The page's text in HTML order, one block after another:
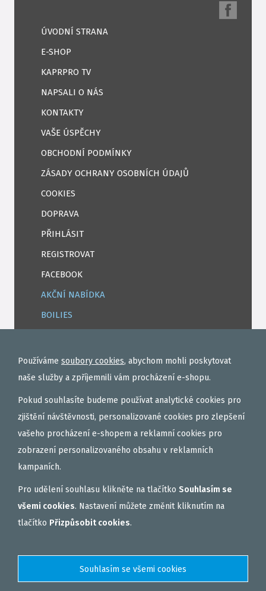
ÚVODNÍ STRANA
E-SHOP
KAPRPRO TV
NAPSALI O NÁS
KONTAKTY
VAŠE ÚSPĚCHY
OBCHODNÍ PODMÍNKY
ZÁSADY OCHRANY OSOBNÍCH ÚDAJŮ
COOKIES
DOPRAVA
PŘIHLÁSIT
REGISTROVAT
FACEBOOK
AKČNÍ NABÍDKA
BOILIES
TEKUTÉ
OBALOVAČKY
VAŘENÝ PARTIKL
BIŽUTERIE NA MONTÁŽE
DÁRKOVÝ POUKAZ, DÁRKOVÁ KAZETA
AKČNÍ SETY
VNADÍCÍ, KRMÍTKOVÉ SMĚSI
PVA PUNČOCHY A SÁČKY
Používáme soubory cookies, abychom mohli poskytovat
naše služby a zpříjemnili vám procházení e-shopu.
Pokud souhlasíte budeme používat analytické cookies pro
zjištění návštěvnosti, personalizované cookies pro zlepšení
vašeho procházení e-shopem a reklamní cookies pro
zobrazení personalizovaného obsahu v reklamních
kampaních.
Pro udělení souhlasu klikněte na tlačítko Souhlasím se
všemi cookies. Nastavení můžete změnit kliknutím na
tlačítko Přizpůsobit cookies.